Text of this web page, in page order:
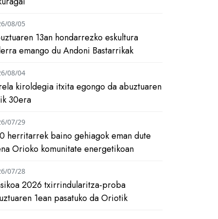
13an hondarrezko eskultura
emango du Andoni Bastarrikak
08/05
kiroldegia itxita egongo da abuztuaren
30era
08/04
herritarrek baino gehiagok eman dute
Orioko komunitate energetikoan
07/29
2026 txirrindularitza-proba
1ean pasatuko da Oriotik
07/28